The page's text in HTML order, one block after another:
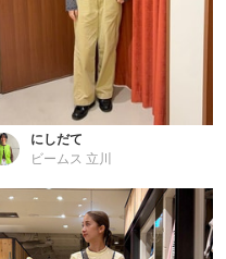
にしだて
ビームス 立川